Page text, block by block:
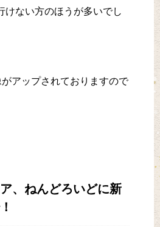
けない方のほうが多いでし
アップされておりますので
、ねんどろいどに新